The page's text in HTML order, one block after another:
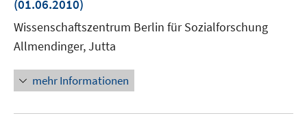
öffnen
(01.06.2010)
Wissenschaftszentrum Berlin für Sozialforschung
Allmendinger, Jutta
mehr Informationen